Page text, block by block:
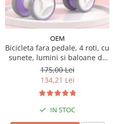
OEM
Bicicleta fara pedale, 4 roti, cu
sunete, lumini si baloane de
sapun
175,00 Lei
134,21 Lei
IN STOC